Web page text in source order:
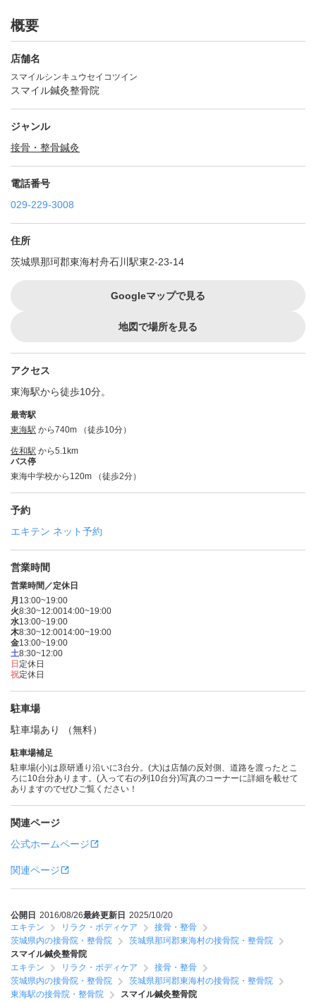
概要
店舗名
スマイルシンキュウセイコツイン
スマイル鍼灸整骨院
ジャンル
接骨・整骨鍼灸
電話番号
029-229-3008
住所
茨城県那珂郡東海村舟石川駅東2-23-14
Googleマップで見る
地図で場所を見る
アクセス
東海駅から徒歩10分。
最寄駅
東海駅 から740m （徒歩10分）
佐和駅 から5.1km
バス停
東海中学校から120m （徒歩2分）
予約
エキテン ネット予約
営業時間
営業時間／定休日
月 13:00~19:00
火8:30~12:0014:00~19:00
水13:00~19:00
木8:30~12:0014:00~19:00
金13:00~19:00
土8:30~12:00
日 定休日
祝定休日
駐車場
駐車場あり （無料）
駐車場補足
駐車場(小)は原研通り沿いに3台分。(大)は店舗の反対側、道路を渡ったとこ
ろに10台分あります。(入って右の列10台分)写真のコーナーに詳細を載せて
ありますのでぜひご覧ください！
関連ページ
公式ホームページ
関連ページ
公開日 2016/08/26最終更新日 2025/10/20
エキテン
リラク・ボディケア
接骨・整骨
茨城県内の接骨院・整骨院
茨城県那珂郡東海村の接骨院・整骨院
スマイル鍼灸整骨院
エキテン
リラク・ボディケア
接骨・整骨
茨城県内の接骨院・整骨院
茨城県那珂郡東海村の接骨院・整骨院
東海駅の接骨院・整骨院
スマイル鍼灸整骨院